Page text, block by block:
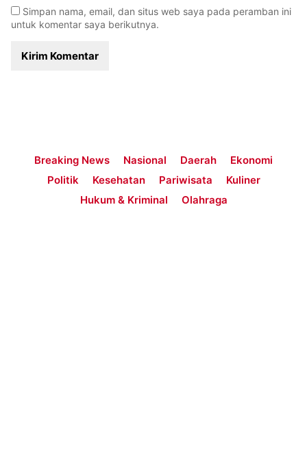
Simpan nama, email, dan situs web saya pada peramban ini
untuk komentar saya berikutnya.
Breaking News Nasional Daerah
Ekonomi
Politik
Kesehatan Pariwisata
Kuliner
Hukum & Kriminal
Olahraga